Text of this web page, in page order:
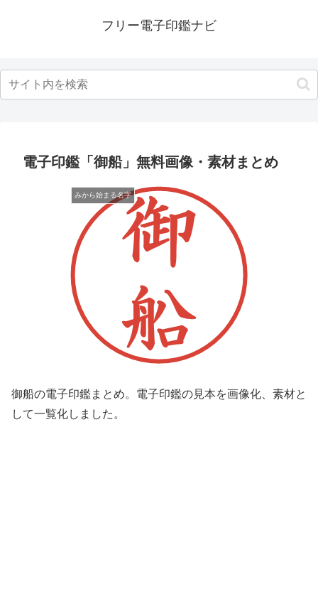
フリー電子印鑑ナビ
電子印鑑「御船」無料画像・素材まとめ
みから始まる名字
御船の電子印鑑まとめ。電子印鑑の見本を画像化、素材と
して一覧化しました。